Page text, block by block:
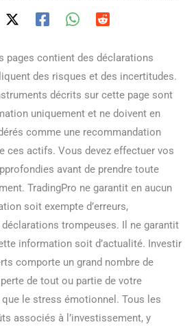
pages contient des déclarations
des risques et des incertitudes.
décrits sur cette page sont
uniquement et ne doivent en
comme une recommandation
ces actifs. Vous devez effectuer vos
avant de prendre toute
TradingPro ne garantit en aucun
soit exempte d’erreurs,
déclarations trompeuses. Il ne garantit
information soit d’actualité. Investir
comporte un grand nombre de
de tout ou partie de votre
le stress émotionnel. Tous les
associés à l’investissement, y